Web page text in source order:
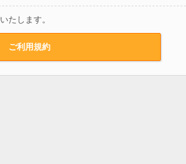
たします。
ご利用規約